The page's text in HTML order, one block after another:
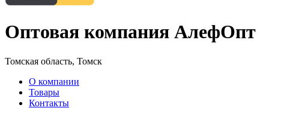
Оптовая компания АлефОпт
Томская область, Томск
О компании
Товары
Контакты